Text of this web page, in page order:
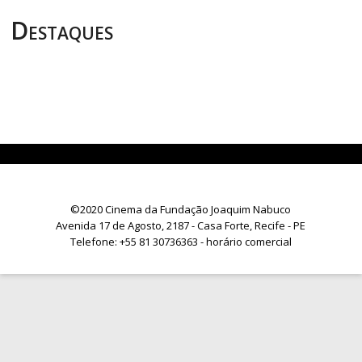
Destaques
©2020 Cinema da Fundação Joaquim Nabuco
Avenida 17 de Agosto, 2187 - Casa Forte, Recife - PE
Telefone: +55 81 30736363 - horário comercial